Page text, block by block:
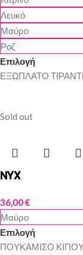
Λευκό
Μαύρο
Ροζ
Επιλογή
ΕΞΩΠΛΑΤΟ
Sold out
NYX
36,00€
Μαύρο
Επιλογή
ΠΟΥΚΑΜΙΣΟ